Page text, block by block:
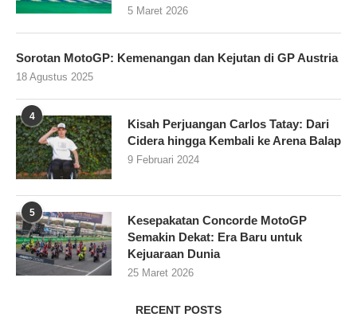
5 Maret 2026
Sorotan MotoGP: Kemenangan dan Kejutan di GP Austria
18 Agustus 2025
4
Kisah Perjuangan Carlos Tatay: Dari
Cidera hingga Kembali ke Arena Balap
9 Februari 2024
5
Kesepakatan Concorde MotoGP
Semakin Dekat: Era Baru untuk
Kejuaraan Dunia
25 Maret 2026
RECENT POSTS